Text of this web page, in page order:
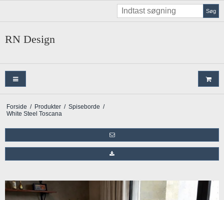
Søg
RN Design
Forside / Produkter / Spiseborde /
White Steel Toscana